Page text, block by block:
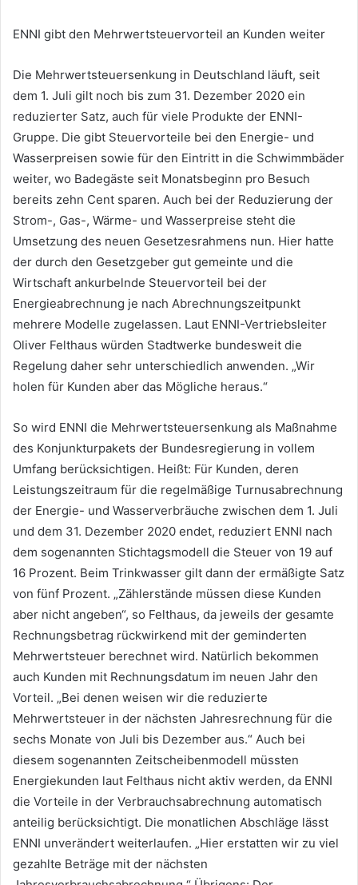
ENNI gibt den Mehrwertsteuervorteil an Kunden weiter
Die Mehrwertsteuersenkung in Deutschland läuft, seit
dem 1. Juli gilt noch bis zum 31. Dezember 2020 ein
reduzierter Satz, auch für viele Produkte der ENNI-
Gruppe. Die gibt Steuervorteile bei den Energie- und
Wasserpreisen sowie für den Eintritt in die Schwimmbäder
weiter, wo Badegäste seit Monatsbeginn pro Besuch
bereits zehn Cent sparen. Auch bei der Reduzierung der
Strom-, Gas-, Wärme- und Wasserpreise steht die
Umsetzung des neuen Gesetzesrahmens nun. Hier hatte
der durch den Gesetzgeber gut gemeinte und die
Wirtschaft ankurbelnde Steuervorteil bei der
Energieabrechnung je nach Abrechnungszeitpunkt
mehrere Modelle zugelassen. Laut ENNI-Vertriebsleiter
Oliver Felthaus würden Stadtwerke bundesweit die
Regelung daher sehr unterschiedlich anwenden. „Wir
holen für Kunden aber das Mögliche heraus.“
So wird ENNI die Mehrwertsteuersenkung als Maßnahme
des Konjunkturpakets der Bundesregierung in vollem
Umfang berücksichtigen. Heißt: Für Kunden, deren
Leistungszeitraum für die regelmäßige Turnusabrechnung
der Energie- und Wasserverbräuche zwischen dem 1. Juli
und dem 31. Dezember 2020 endet, reduziert ENNI nach
dem sogenannten Stichtagsmodell die Steuer von 19 auf
16 Prozent. Beim Trinkwasser gilt dann der ermäßigte Satz
von fünf Prozent. „Zählerstände müssen diese Kunden
aber nicht angeben“, so Felthaus, da jeweils der gesamte
Rechnungsbetrag rückwirkend mit der geminderten
Mehrwertsteuer berechnet wird. Natürlich bekommen
auch Kunden mit Rechnungsdatum im neuen Jahr den
Vorteil. „Bei denen weisen wir die reduzierte
Mehrwertsteuer in der nächsten Jahresrechnung für die
sechs Monate von Juli bis Dezember aus.“ Auch bei
diesem sogenannten Zeitscheibenmodell müssten
Energiekunden laut Felthaus nicht aktiv werden, da ENNI
die Vorteile in der Verbrauchsabrechnung automatisch
anteilig berücksichtigt. Die monatlichen Abschläge lässt
ENNI unverändert weiterlaufen. „Hier erstatten wir zu viel
gezahlte Beträge mit der nächsten